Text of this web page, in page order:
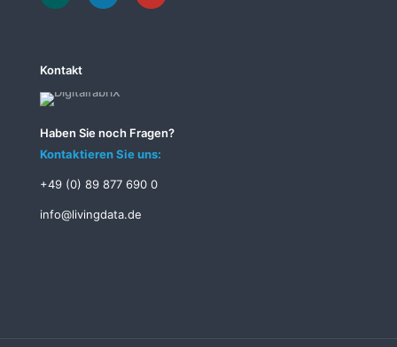
Kontakt
Haben Sie noch Fragen?
Kontaktieren Sie uns:
+49 (0) 89 877 690 0
info@livingdata.de